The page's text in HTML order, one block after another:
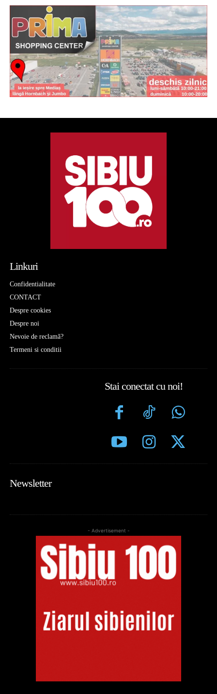
Linkuri
Confidentialitate
CONTACT
Despre cookies
Despre noi
Nevoie de reclamă?
Termeni si conditii
Stai conectat cu noi!
Newsletter
- Advertisement -